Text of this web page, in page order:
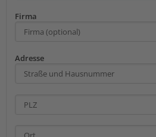
Firma
Adresse